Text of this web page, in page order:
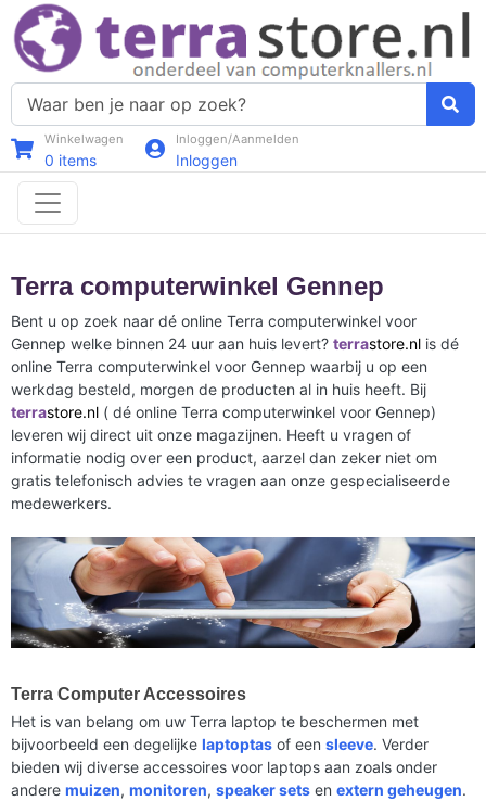
Winkelwagen
0 items
Inloggen/Aanmelden
Inloggen
Terra computerwinkel Gennep
Bent u op zoek naar dé online Terra computerwinkel voor
Gennep welke binnen 24 uur aan huis levert? terrastore.nl is dé
online Terra computerwinkel voor Gennep waarbij u op een
werkdag besteld, morgen de producten al in huis heeft. Bij
terrastore.nl ( dé online Terra computerwinkel voor Gennep)
leveren wij direct uit onze magazijnen. Heeft u vragen of
informatie nodig over een product, aarzel dan zeker niet om
gratis telefonisch advies te vragen aan onze gespecialiseerde
medewerkers.
Terra Computer Accessoires
Het is van belang om uw Terra laptop te beschermen met
bijvoorbeeld een degelijke laptoptas of een sleeve. Verder
bieden wij diverse accessoires voor laptops aan zoals onder
andere muizen, monitoren, speaker sets en extern geheugen.